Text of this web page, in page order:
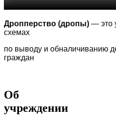
Дропперство (дропы) — это
схемах
по выводу и обналичиванию
граждан
Об
учреждении